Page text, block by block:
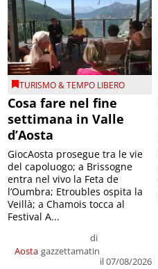
TURISMO & TEMPO LIBERO
Cosa fare nel fine
settimana in Valle
d’Aosta
Aosta
di
gazzettamatin
il 07/08/2026
GiocAosta prosegue tra le vie
del capoluogo; a Brissogne
entra nel vivo la Feta de
l’Oumbra; Etroubles ospita la
Veillà; a Chamois tocca al
Festival A...